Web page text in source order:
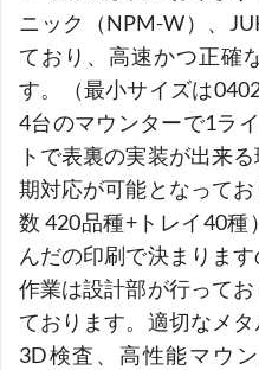
ニック（NPM-W）、
ており、高速かつ正確
す。（最小サイズは
4台のマウンターで1ラ
トで表裏の実装が出来
期対応が可能となって
数 420品種+トレイ40
んだの印刷で決まりま
作業は設計部が行って
ております。適切なメ
3D検査、高性能マウ